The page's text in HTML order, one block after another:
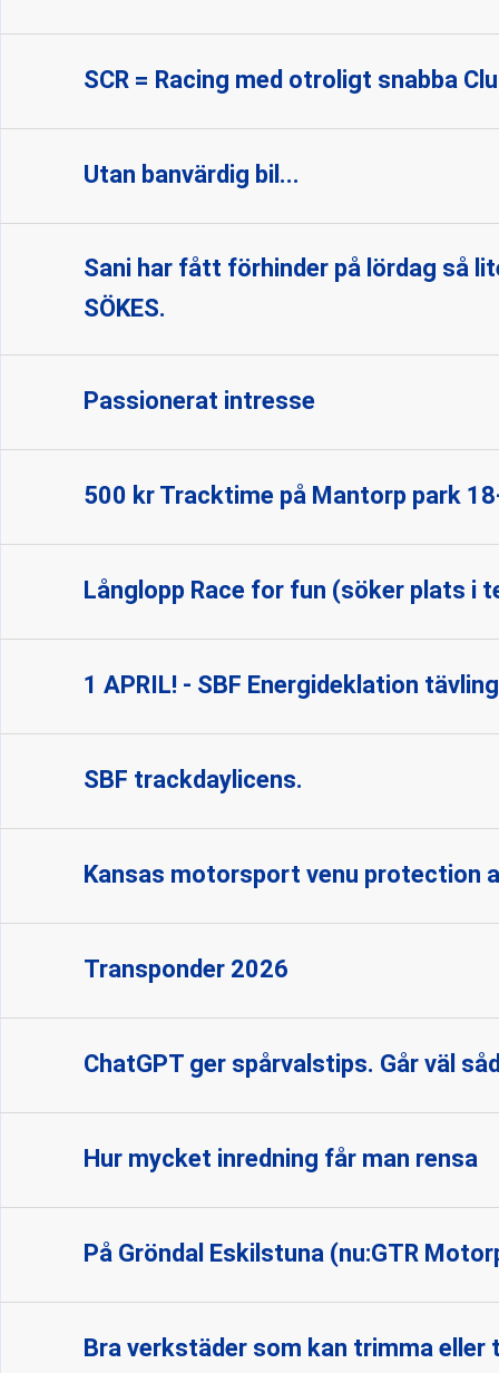
SCR = Racing med otroligt snabba
Utan banvärdig bil...
Sani har fått förhinder på lördag så
SÖKES.
Passionerat intresse
500 kr Tracktime på Mantorp park
Långlopp Race for fun (söker plats i
1 APRIL! - SBF Energideklation
SBF trackdaylicens.
Kansas motorsport venu protection
Transponder 2026
ChatGPT ger spårvalstips. Går väl
Hur mycket inredning får man rensa
På Gröndal Eskilstuna (nu:GTR
Bra verkstäder som kan trimma eller